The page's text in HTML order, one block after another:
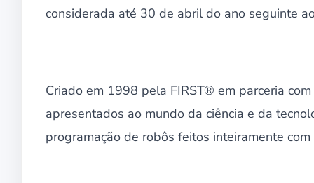
considerada até 30 de abril do ano seguinte
Criado em 1998 pela FIRST® em parceria
apresentados ao mundo da ciência e da
programação de robôs feitos inteiramente